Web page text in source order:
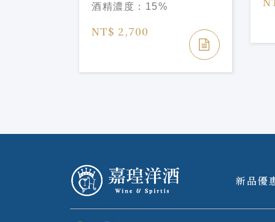
酒精濃度： 15%
NT$ 2,700
新品優